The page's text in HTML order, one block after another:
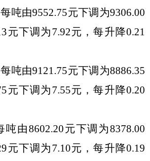
吨由9552.75元下调 为9306.00
元下调 为 7.92元，每升降0.21
吨由9121.75元下调 为8886.35
元下调 为 7.55元 ，每升降0.20
吨由8602.20元下调 为8378.00
元下调 为 7.10元，每升降0.19